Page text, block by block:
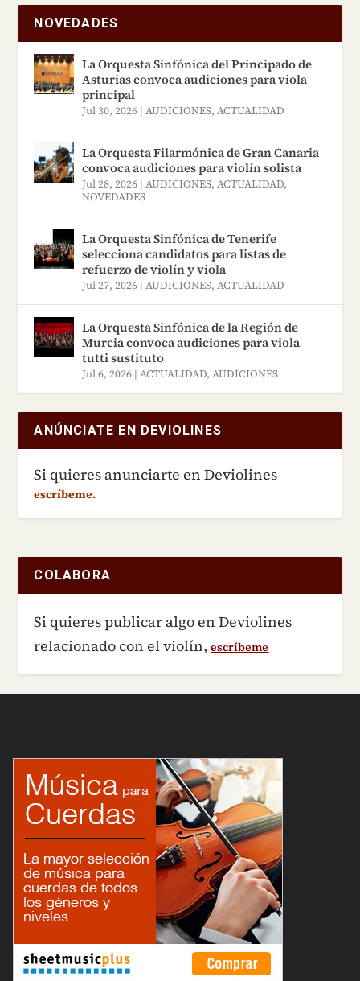
NOVEDADES
La Orquesta Sinfónica del Principado de
Asturias convoca audiciones para viola
principal
Jul 30, 2026 |AUDICIONES,ACTUALIDAD
La Orquesta Filarmónica de Gran Canaria
convoca audiciones para violín solista
Jul 28, 2026 |AUDICIONES,ACTUALIDAD,
NOVEDADES
La Orquesta Sinfónica de Tenerife
selecciona candidatos para listas de
refuerzo de violín y viola
Jul 27, 2026 |AUDICIONES,ACTUALIDAD
La Orquesta Sinfónica de la Región de
Murcia convoca audiciones para viola
tutti sustituto
Jul 6, 2026 |ACTUALIDAD,AUDICIONES
ANÚNCIATE EN DEVIOLINES
Si quieres anunciarte en Deviolines
escríbeme.
COLABORA
Si quieres publicar algo en Deviolines
relacionado con el violín,escríbeme